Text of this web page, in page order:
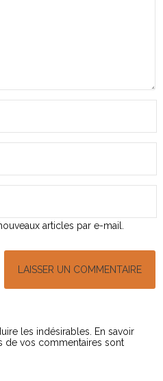
articles par e-mail.
les indésirables. En savoir
de vos commentaires sont